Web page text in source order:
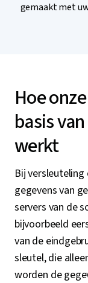
gemaakt met
Hoe
basis
werkt
Bij
gegevens van
servers van de
bijvoorbeeld
van de
sleutel, die
worden de